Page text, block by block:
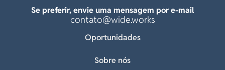
Se preferir, envie uma mensagem por e-mail
contato@wide.works
Oportunidades
Sobre nós